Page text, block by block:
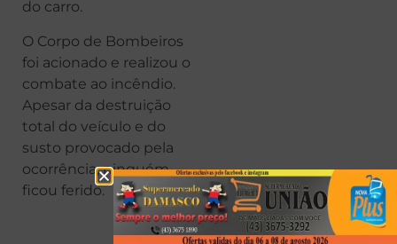
do carro.
O Corpo de Bombeiros
foi acionado e realizou o
combate ao incêndio.
Apesar da destruição
total do veículo e do
susto provocado pela
ocorrência, ninguém
ficou ferido.